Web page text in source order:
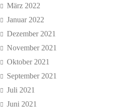
März 2022
Januar 2022
Dezember 2021
November 2021
Oktober 2021
September 2021
Juli 2021
Juni 2021